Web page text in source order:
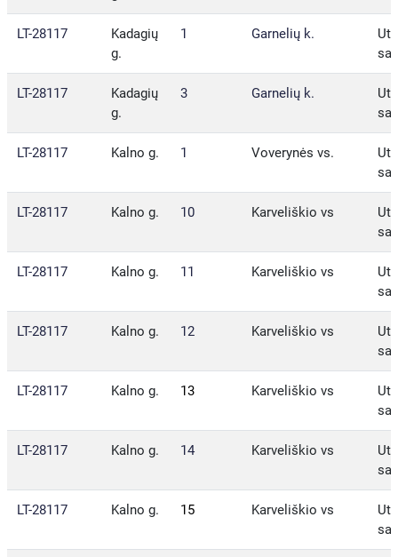
LT-28117
Kadagių
g.
1 Garnelių k.
LT-28117
Kadagių
g.
3 Garnelių k.
LT-28117 Kalno g. 1 Voverynės vs.
LT-28117 Kalno g. 10 Karveliškio vs
LT-28117 Kalno g. 11 Karveliškio vs
LT-28117 Kalno g. 12 Karveliškio vs
LT-28117 Kalno g. 13 Karveliškio vs
LT-28117 Kalno g. 14 Karveliškio vs
LT-28117 Kalno g. 15 Karveliškio vs